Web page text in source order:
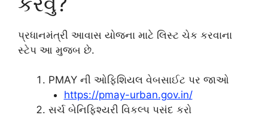
પ્રધાનમંત્રી આવાસ યોજના માટે લિસ્ટ ચેક કરવાના
સ્ટેપ આ મુજબ છે.
PMAY ની ઓફિશિયલ વેબસાઈટ પર જાઓ
https://pmay-urban.gov.in/
સર્ચ બેનિફિશ્યરી વિકલ્પ પસંદ કરો